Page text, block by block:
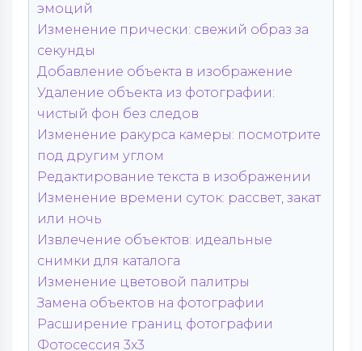
эмоций
Изменение прически: свежий образ за
секунды
Добавление объекта в изображение
Удаление объекта из фотографии:
чистый фон без следов
Изменение ракурса камеры: посмотрите
под другим углом
Редактирование текста в изображении
Изменение времени суток: рассвет, закат
или ночь
Извлечение объектов: идеальные
снимки для каталога
Изменение цветовой палитры
Замена объектов на фотографии
Расширение границ фотографии
Фотосессия 3x3